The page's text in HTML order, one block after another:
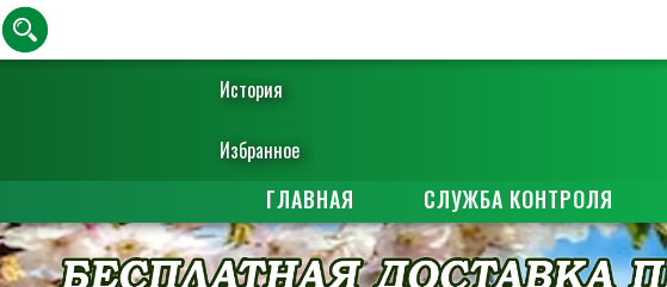
История
Избранное
ГЛАВНАЯ СЛУЖБА КОНТРОЛЯ